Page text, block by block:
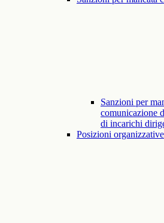
Sanzioni per
comunicazione
di incarichi
Posizioni organizzative